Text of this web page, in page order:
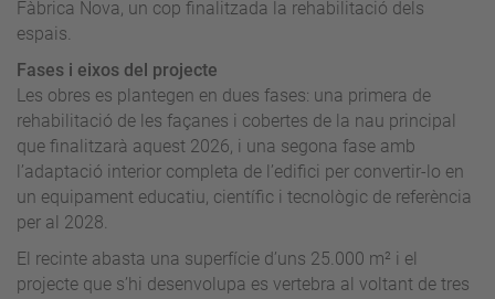
Fàbrica Nova, un cop finalitzada la rehabilitació dels
espais.
Fases i eixos del projecte
Les obres es plantegen en dues fases: una primera de
rehabilitació de les façanes i cobertes de la nau principal
que finalitzarà aquest 2026, i una segona fase amb
l’adaptació interior completa de l’edifici per convertir-lo en
un equipament educatiu, científic i tecnològic de referència
per al 2028.
El recinte abasta una superfície d’uns 25.000 m² i el
projecte que s’hi desenvolupa es vertebra al voltant de tres